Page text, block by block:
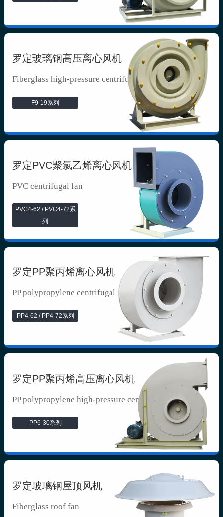
罗定玻璃钢高压离心风机
Fiberglass high-pressure centrifuga...
F9-19系列
罗定PVC聚氯乙烯离心风机
PVC centrifugal fan
PVC4-62 / PVC4-72系
列
罗定PP聚丙烯离心风机
PP polypropylene centrifugal fan
PP4-62 / PP4-72系列
罗定PP聚丙烯高压离心风机
PP polypropylene high-pressure cen...
PP6-30系列
罗定玻璃钢屋顶风机
Fiberglass roof fan